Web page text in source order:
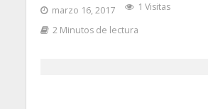
marzo 16, 2017
1 Visitas
2 Minutos de lectura